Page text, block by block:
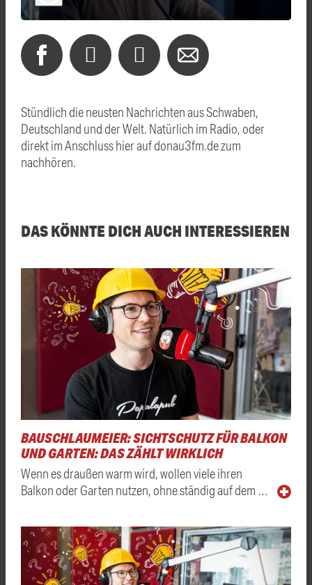
Stündlich die neusten Nachrichten aus Schwaben,
Deutschland und der Welt. Natürlich im Radio, oder
direkt im Anschluss hier auf donau3fm.de zum
nachhören.
DAS KÖNNTE DICH AUCH INTERESSIEREN
BAUSCHLAUMEIER: SICHTSCHUTZ FÜR BALKON
UND GARTEN: DAS ZÄHLT WIRKLICH
Wenn es draußen warm wird, wollen viele ihren
Balkon oder Garten nutzen, ohne ständig auf dem …